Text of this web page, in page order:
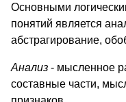
Основными
понятий является
абстрагирование,
Анализ - мысленное
составные части,